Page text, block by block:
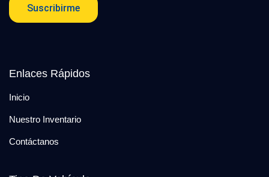
Suscribirme
Enlaces Rápidos
Inicio
Nuestro Inventario
Contáctanos